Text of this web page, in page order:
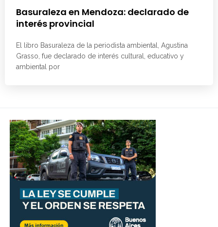
Basuraleza en Mendoza: declarado de
interés provincial
El libro Basuraleza de la periodista ambiental, Agustina
Grasso, fue declarado de interés cultural, educativo y
ambiental por